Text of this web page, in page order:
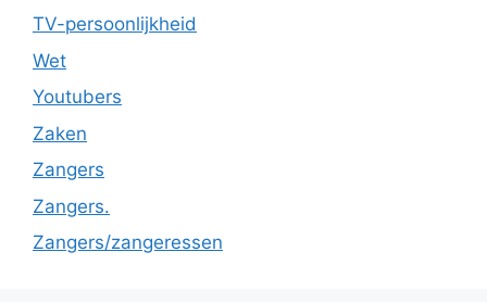
TV-persoonlijkheid
Wet
Youtubers
Zaken
Zangers
Zangers.
Zangers/zangeressen